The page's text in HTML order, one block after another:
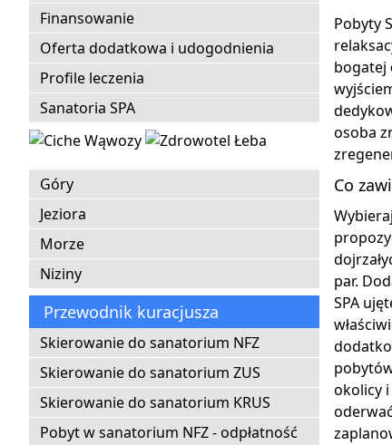
Finansowanie
Oferta dodatkowa i udogodnienia
Profile leczenia
Sanatoria SPA
Góry
Jeziora
Morze
Niziny
Przewodnik kuracjusza
Skierowanie do sanatorium NFZ
Skierowanie do sanatorium ZUS
Skierowanie do sanatorium KRUS
Pobyt w sanatorium NFZ - odpłatność
Pobyty
bogatej
osoba
Co
par.
SPA
okolicy i